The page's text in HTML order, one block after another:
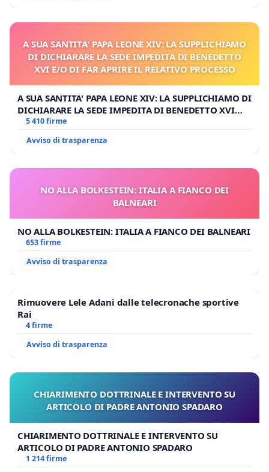
A SUA SANTITA' PAPA LEONE XIV: LA SUPPLICHIAMO
DI DICHIARARE LA SEDE IMPEDITA DI BENEDETTO
XVI E/O DI FAR APRIRE IL RELATIVO PROCESSO
A SUA SANTITA' PAPA LEONE XIV: LA SUPPLICHIAMO DI
DICHIARARE LA SEDE IMPEDITA DI BENEDETTO XVI
E/O DI FAR APRIRE IL RELATIVO PROCESSO
5 410 firme
Avviso di trasparenza
NO ALLA BOLKESTEIN: ITALIA A FIANCO DEI
BALNEARI
NO ALLA BOLKESTEIN: ITALIA A FIANCO DEI BALNEARI
653 firme
Avviso di trasparenza
Rimuovere Lele Adani dalle telecronache sportive
Rai
4 firme
Avviso di trasparenza
CHIARIMENTO DOTTRINALE E INTERVENTO SU
ARTICOLO DI PADRE ANTONIO SPADARO
CHIARIMENTO DOTTRINALE E INTERVENTO SU
ARTICOLO DI PADRE ANTONIO SPADARO
1 214 firme